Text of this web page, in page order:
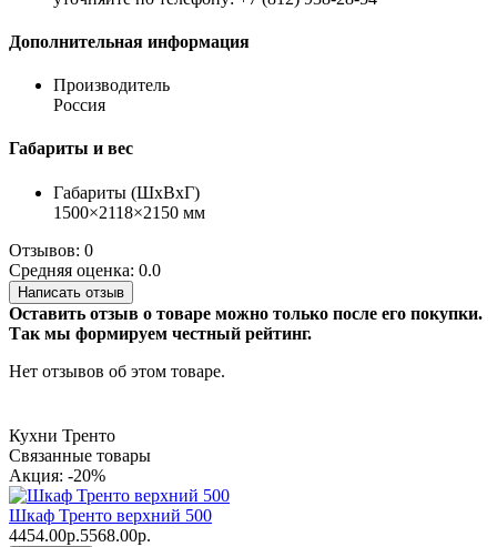
Дополнительная информация
Производитель
Россия
Габариты и вес
Габариты (ШхВхГ)
1500×2118×2150 мм
Отзывов: 0
Средняя оценка: 0.0
Написать отзыв
Оставить отзыв о товаре можно только после его покупки.
Так мы формируем честный рейтинг.
Нет отзывов об этом товаре.
Кухни Тренто
Связанные товары
Акция: -20%
Шкаф Тренто верхний 500
4454.00р.5568.00р.